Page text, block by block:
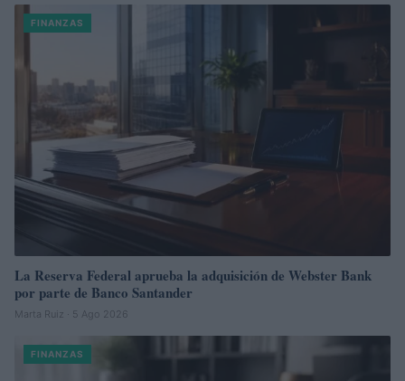
FINANZAS
La Reserva Federal aprueba la adquisición de Webster Bank
por parte de Banco Santander
Marta Ruiz · 5 Ago 2026
FINANZAS